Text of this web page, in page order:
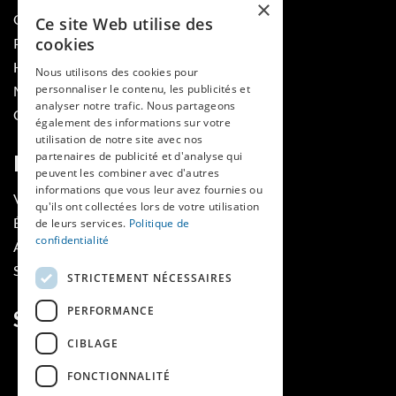
QUI SOMMES-NOUS
PUBLIER DANS LA REVUE
HES-SO
MÉDECINE ET HYGIÈNE
CONTACT
RUBRIQUES
VOIR LES NUMÉROS
ÉVÈNEMENTS MAINS LIBRES
AGENDA
SOUTIENS
SUIVEZ-NOUS
×
Ce site Web utilise des
cookies
Nous utilisons des cookies pour
personnaliser le contenu, les publicités et
analyser notre trafic. Nous partageons
également des informations sur votre
utilisation de notre site avec nos
partenaires de publicité et d'analyse qui
peuvent les combiner avec d'autres
informations que vous leur avez fournies ou
qu'ils ont collectées lors de votre utilisation
de leurs services. Politique de
confidentialité
STRICTEMENT NÉCESSAIRES
PERFORMANCE
CIBLAGE
FONCTIONNALITÉ